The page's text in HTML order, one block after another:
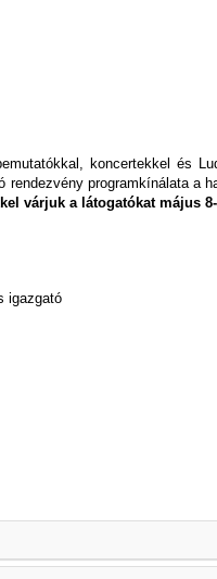
koncertekkel és
programkínálata a
várjuk a látogatókat május
igazgató